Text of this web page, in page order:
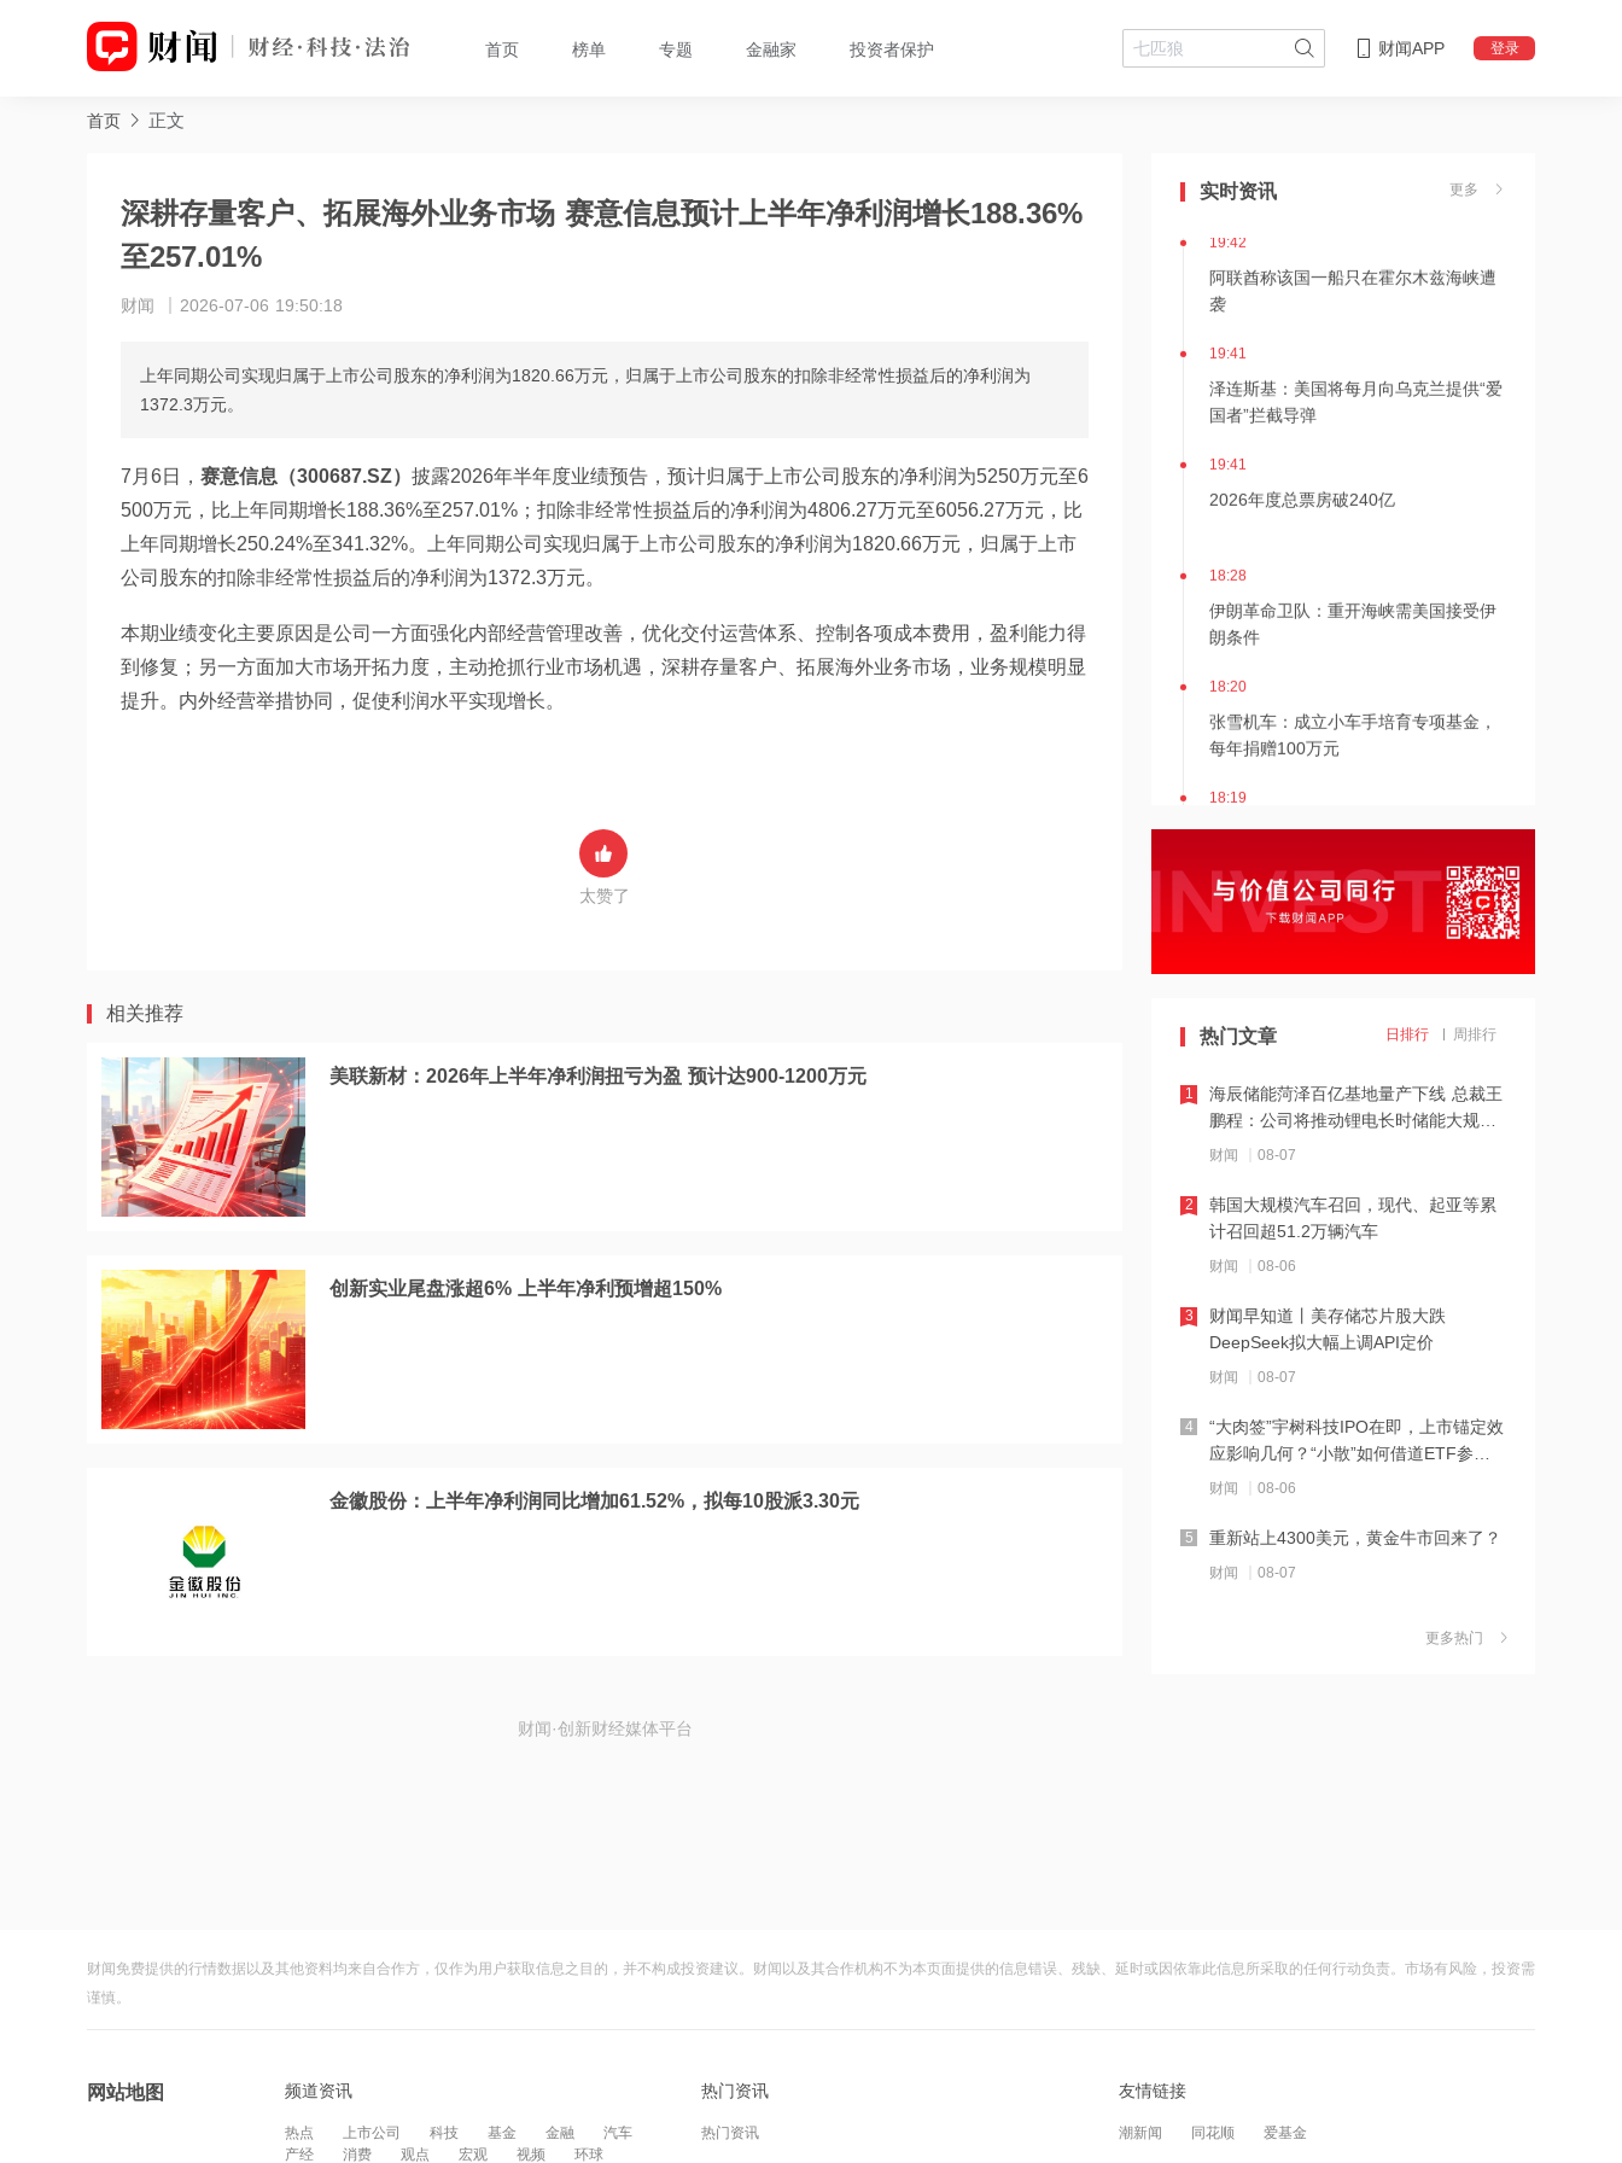
首页 榜单 专题 金融家 投资者保护 财闻APP 登录
首页 正文
深耕存量客户、拓展海外业务市场 赛意信息预计上半年净利润增长188.36%
至257.01%
财闻 2026-07-06 19:50:18
上年同期公司实现归属于上市公司股东的净利润为1820.66万元，归属于上市公司股东的扣除非经常性损益后的净利润为
1372.3万元。
7月6日， 赛意信息（300687.SZ） 披露2026年半年度业绩预告，预计归属于上市公司股东的净利润为5250万元至6
500万元，比上年同期增长188.36%至257.01%；扣除非经常性损益后的净利润为4806.27万元至6056.27万元，比
上年同期增长250.24%至341.32%。上年同期公司实现归属于上市公司股东的净利润为1820.66万元，归属于上市
公司股东的扣除非经常性损益后的净利润为1372.3万元。
本期业绩变化主要原因是公司一方面强化内部经营管理改善，优化交付运营体系、控制各项成本费用，盈利能力得
到修复；另一方面加大市场开拓力度，主动抢抓行业市场机遇，深耕存量客户、拓展海外业务市场，业务规模明显
提升。内外经营举措协同，促使利润水平实现增长。
太赞了
相关推荐
美联新材：2026年上半年净利润扭亏为盈 预计达900-1200万元
创新实业尾盘涨超6% 上半年净利预增超150%
金徽股份：上半年净利润同比增加61.52%，拟每10股派3.30元
财闻·创新财经媒体平台
实时资讯 更多
清单
19:42
阿联酋称该国一船只在霍尔木兹海峡遭
袭
19:41
泽连斯基：美国将每月向乌克兰提供“爱
国者”拦截导弹
19:41
2026年度总票房破240亿
18:28
伊朗革命卫队：重开海峡需美国接受伊
朗条件
18:20
张雪机车：成立小车手培育专项基金，
每年捐赠100万元
18:19
上交所终止审核2笔债券项目，金额合计
18:18
星光股份中标龙星控股总部泛光工程项
霍尔木兹海峡关闭致伊拉克石油出口骤
17:51
日本福岛第一核电站附属建筑发生火警
17:48
金科股份与重庆通用人工智能研究院达
17:48
苹果Mac电脑Apple智能支持使用阿里千
17:10
Apple智能可配合阿里千问模型工作
17:03
界，A股重组大戏上演
16:14
热门文章 日排行 周排行
海辰储能菏泽百亿基地量产下线 总裁王
鹏程：公司将推动锂电长时储能大规模
交付
财闻 08-07
1
韩国大规模汽车召回，现代、起亚等累
计召回超51.2万辆汽车
财闻 08-06
2
财闻早知道丨美存储芯片股大跌
DeepSeek拟大幅上调API定价
财闻 08-07
3
“大肉签”宇树科技IPO在即，上市锚定效
应影响几何？“小散”如何借道ETF参
与？
财闻 08-06
4
重新站上4300美元，黄金牛市回来了？
财闻 08-07
5
四成？公司回应：设备还在安装中，谈
更多热门
财闻免费提供的行情数据以及其他资料均来自合作方，仅作为用户获取信息之目的，并不构成投资建议。财闻以及其合作机构不为本页面提供的信息错误、残缺、延时或因依靠此信息所采取的任何行动负责。市场有风险，投资需
谨慎。
网站地图 频道资讯
热点 上市公司 科技 基金 金融
汽车
产经
消费 观点 宏观 视频 环球
热门资讯
热门资讯
友情链接
潮新闻 同花顺 爱基金